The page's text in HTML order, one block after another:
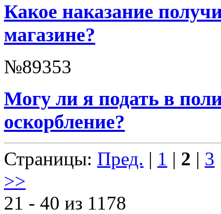
Какое наказание
магазине?
№89353
Могу ли я подать в
оскорбление?
Страницы: Пред. | 1 | 2 | 3
>>
21 - 40 из 1178